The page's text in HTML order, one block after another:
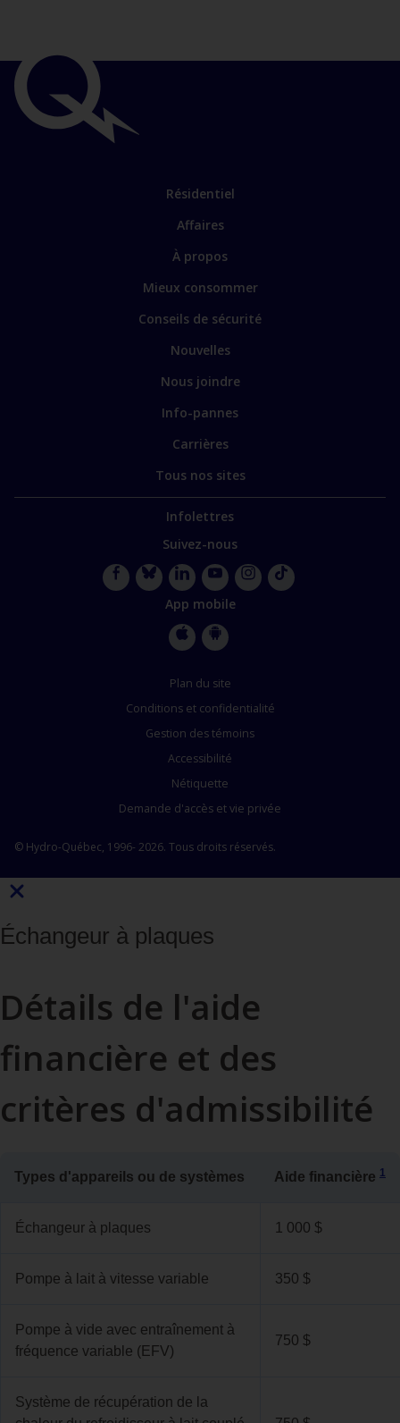
importants
Lien
les
principales
Résidentiel
Affaires
Lien
certains
sites
À propos
Mieux consommer
Conseils de sécurité
Nouvelles
Nous joindre
Info-pannes
Carrières
Tous nos sites
Infolettres
Suivez-nous
BlueskyLinkedInYouTube
App mobile
StoreStore
Plan du site
Conditions et confidentialité
Gestion des témoins
Accessibilité
Nétiquette
Demande d'accès et vie privée
© Hydro-Québec, 1996- 2026. Tous droits réservés.
Échangeur à plaques
Détails de l'aide
financière et des
critères d'admissibilité
Types d'appareils ou de systèmes Aide financière 1
Échangeur à plaques 1 000 $
Pompe à lait à vitesse variable 350 $
Pompe à vide avec entraînement à
fréquence variable (EFV)
750 $
Système de récupération de la